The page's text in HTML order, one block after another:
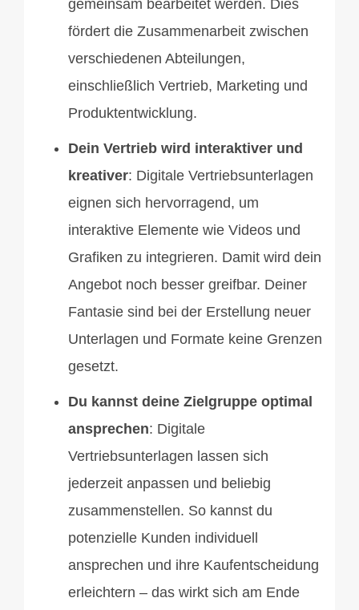
gemeinsam bearbeitet werden. Dies
fördert die Zusammenarbeit zwischen
verschiedenen Abteilungen,
einschließlich Vertrieb, Marketing und
Produktentwicklung.
Dein Vertrieb wird interaktiver und
kreativer: Digitale Vertriebsunterlagen
eignen sich hervorragend, um
interaktive Elemente wie Videos und
Grafiken zu integrieren. Damit wird dein
Angebot noch besser greifbar. Deiner
Fantasie sind bei der Erstellung neuer
Unterlagen und Formate keine Grenzen
gesetzt.
Du kannst deine Zielgruppe optimal
ansprechen: Digitale
Vertriebsunterlagen lassen sich
jederzeit anpassen und beliebig
zusammenstellen. So kannst du
potenzielle Kunden individuell
ansprechen und ihre Kaufentscheidung
erleichtern – das wirkt sich am Ende